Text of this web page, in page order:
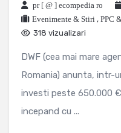
pr [ @ ] ecompedia ro
Evenimente & Stiri , PPC
318 vizualizari
DWF (cea mai mare
Romania) anunta, intr-
investi peste 650.000
incepand cu ...